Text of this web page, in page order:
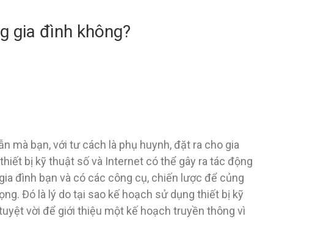
gia đình không?
mà bạn, với tư cách là phụ huynh, đặt ra cho gia
bị kỹ thuật số và Internet có thể gây ra tác động
đình bạn và có các công cụ, chiến lược để củng
Đó là lý do tại sao kế hoạch sử dụng thiết bị kỹ
vời để giới thiệu một kế hoạch truyền thông vì